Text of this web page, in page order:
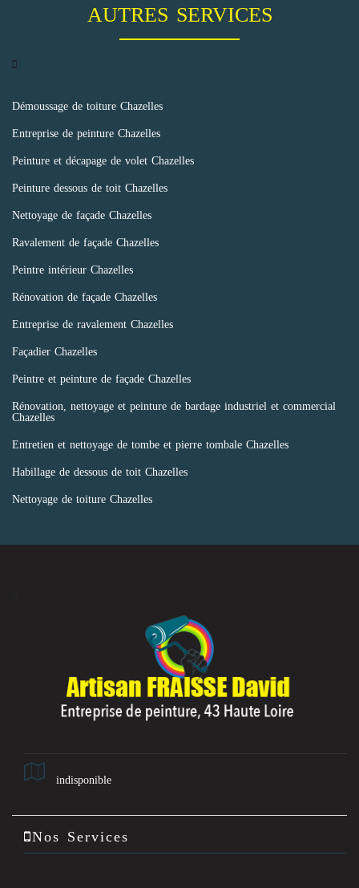
AUTRES SERVICES
Démoussage de toiture Chazelles
Entreprise de peinture Chazelles
Peinture et décapage de volet Chazelles
Peinture dessous de toit Chazelles
Nettoyage de façade Chazelles
Ravalement de façade Chazelles
Peintre intérieur Chazelles
Rénovation de façade Chazelles
Entreprise de ravalement Chazelles
Façadier Chazelles
Peintre et peinture de façade Chazelles
Rénovation, nettoyage et peinture de bardage industriel et commercial
Chazelles
Entretien et nettoyage de tombe et pierre tombale Chazelles
Habillage de dessous de toit Chazelles
Nettoyage de toiture Chazelles
indisponible
Nos Services